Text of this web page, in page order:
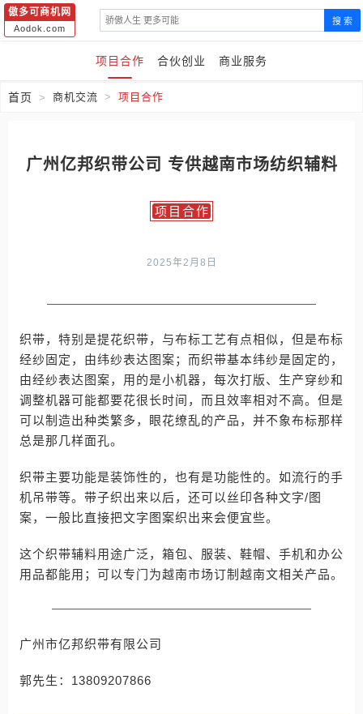
傲多可商机网
Aodok.com
搜 索
项目合作 合伙创业 商业服务
首页 商机交流 项目合作
广州亿邦织带公司 专供越南市场纺织辅料
项目合作
2025年2月8日
织带，特别是提花织带，与布标工艺有点相似，但是布标
经纱固定，由纬纱表达图案；而织带基本纬纱是固定的，
由经纱表达图案，用的是小机器，每次打版、生产穿纱和
调整机器可能都要花很长时间，而且效率相对不高。但是
可以制造出种类繁多，眼花缭乱的产品，并不象布标那样
总是那几样面孔。
织带主要功能是装饰性的，也有是功能性的。如流行的手
机吊带等。带子织出来以后，还可以丝印各种文字/图
案，一般比直接把文字图案织出来会便宜些。
这个织带辅料用途广泛，箱包、服装、鞋帽、手机和办公
用品都能用；可以专门为越南市场订制越南文相关产品。
广州市亿邦织带有限公司
郭先生：13809207866